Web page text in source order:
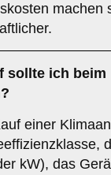
machen
sollte ich
einer
kW), das